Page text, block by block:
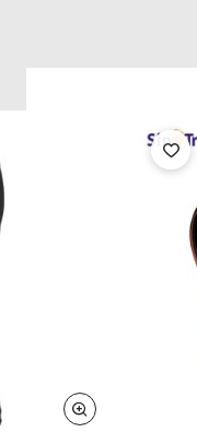
من المستخدمين. أشاد
النارية وسعر
أنيقة وعصرية مع حماية
مثل الأسود والأبيض
أثناء القيادة